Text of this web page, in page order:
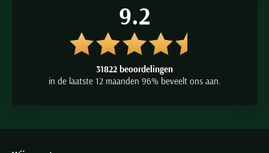
9.2
31822 beoordelingen
in de laatste 12 maanden 96% beveelt ons aan.